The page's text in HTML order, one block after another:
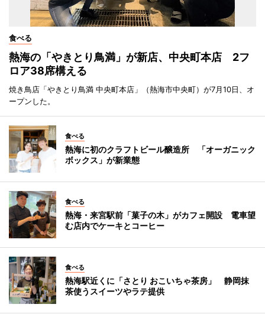
食べる
熱海の「やきとり鳥満」が新店、中央町本店 2フ
ロア38席構える
焼き鳥店「やきとり鳥満 中央町本店」（熱海市中央町）が7月10日、オ
ープンした。
食べる
熱海に初のクラフトビール醸造所 「オーガニック
ボックス」が新業態
食べる
熱海・来宮駅前「菓子の木」がカフェ開設 電車望
む店内でケーキとコーヒー
食べる
熱海駅近くに「さとり おこいちゃ茶房」 静岡抹
茶使うスイーツやラテ提供